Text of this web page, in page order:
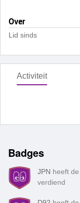
Over
Lid sinds
Activiteit
Badges
JPN heeft
verdiend